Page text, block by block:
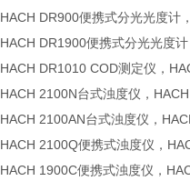
HACH DR900便携式分光光度计
HACH DR1900便携式分光光度
HACH DR1010 COD测定仪，
HACH 2100N台式浊度仪，
HACH 2100AN台式浊度仪，
HACH 2100Q便携式浊度仪，
HACH 1900C便携式浊度仪，